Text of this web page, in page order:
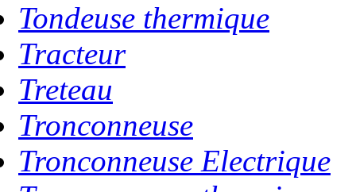
Tondeuse thermique
Tracteur
Treteau
Tronconneuse
Tronconneuse Electrique